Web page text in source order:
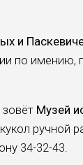
и
по имению,
Музей
ручной
34-32-43.